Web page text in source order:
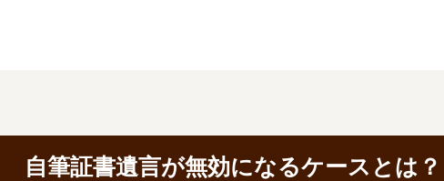
自筆証書遺言が無効になるケースとは？